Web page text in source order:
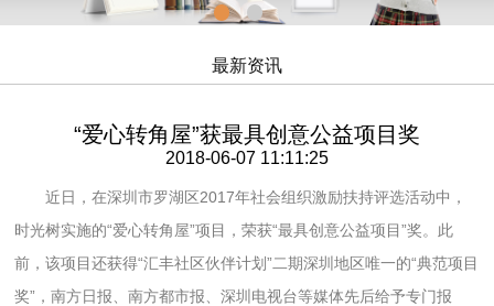
最新资讯
“爱心转角屋”获最具创意公益项目奖
2018-06-07 11:11:25
近日，在深圳市罗湖区2017年社会组织激励扶持评选活动中，
时光树实施的“爱心转角屋”项目，荣获“最具创意公益项目”奖。此
前，该项目还获得“汇丰社区伙伴计划”二期深圳地区唯一的“典范项目
奖”，南方日报、南方都市报、深圳电视台等媒体先后给予专门报